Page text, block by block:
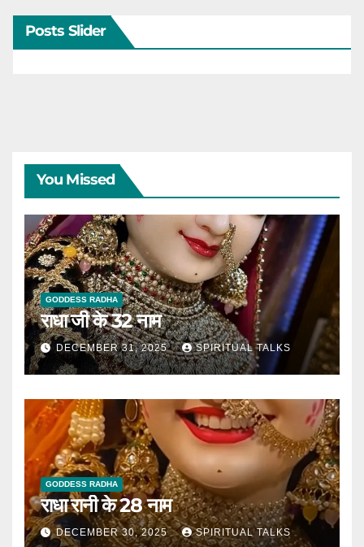
Posts Slider
You Missed
GODDESS RADHA
राधा जी के 32 नाम
DECEMBER 31, 2025 SPIRITUAL TALKS
GODDESS RADHA
राधा रानी के 28 नाम
DECEMBER 30, 2025 SPIRITUAL TALKS